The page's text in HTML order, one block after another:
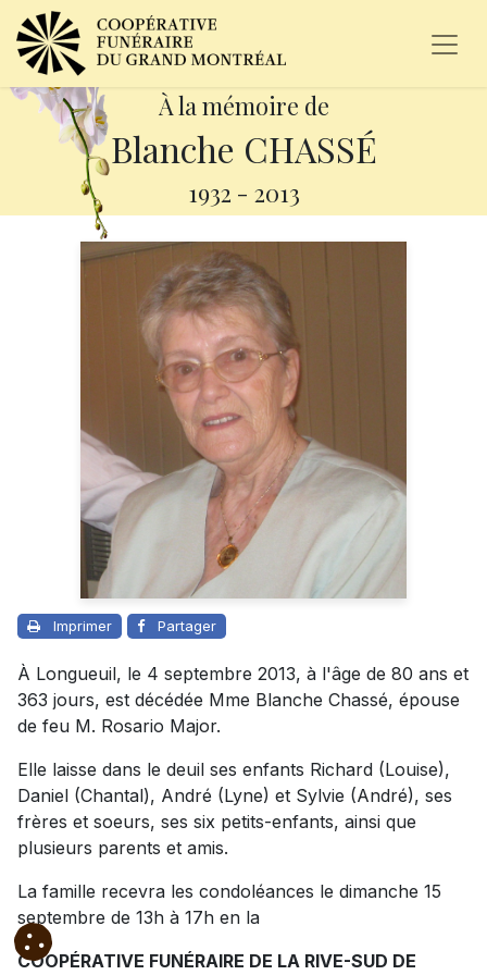
À la mémoire de
Blanche CHASSÉ
1932 - 2013
Imprimer Partager
À Longueuil, le 4 septembre 2013, à l'âge de 80 ans et
363 jours, est décédée Mme Blanche Chassé, épouse
de feu M. Rosario Major.
Elle laisse dans le deuil ses enfants Richard (Louise),
Daniel (Chantal), André (Lyne) et Sylvie (André), ses
frères et soeurs, ses six petits-enfants, ainsi que
plusieurs parents et amis.
La famille recevra les condoléances le dimanche 15
septembre de 13h à 17h en la
COOPÉRATIVE FUNÉRAIRE DE LA RIVE-SUD DE